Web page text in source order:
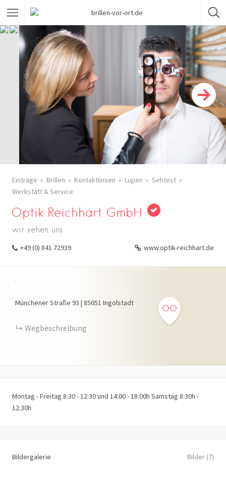
Einträge Brillen Kontaktlinsen Lupen
Sehtest
Werkstatt & Service
Optik Reichhart GmbH
wir sehen uns
+49 (0) 841 72939 www.optik-reichhart.de
Münchener Straße 93 | 85051 Ingolstadt
Wegbeschreibung
Montag - Freitag 8:30 - 12:30 und 14:00 - 18:00h Samstag 8:30h -
12:30h
Bildergalerie Bilder (7)